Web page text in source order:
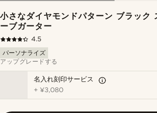
小さなダイヤモンドパターン ブラック
ーブガーター
4.5
パーソナライズ
アップグレードする
名入れ刻印サービス
+¥3,080